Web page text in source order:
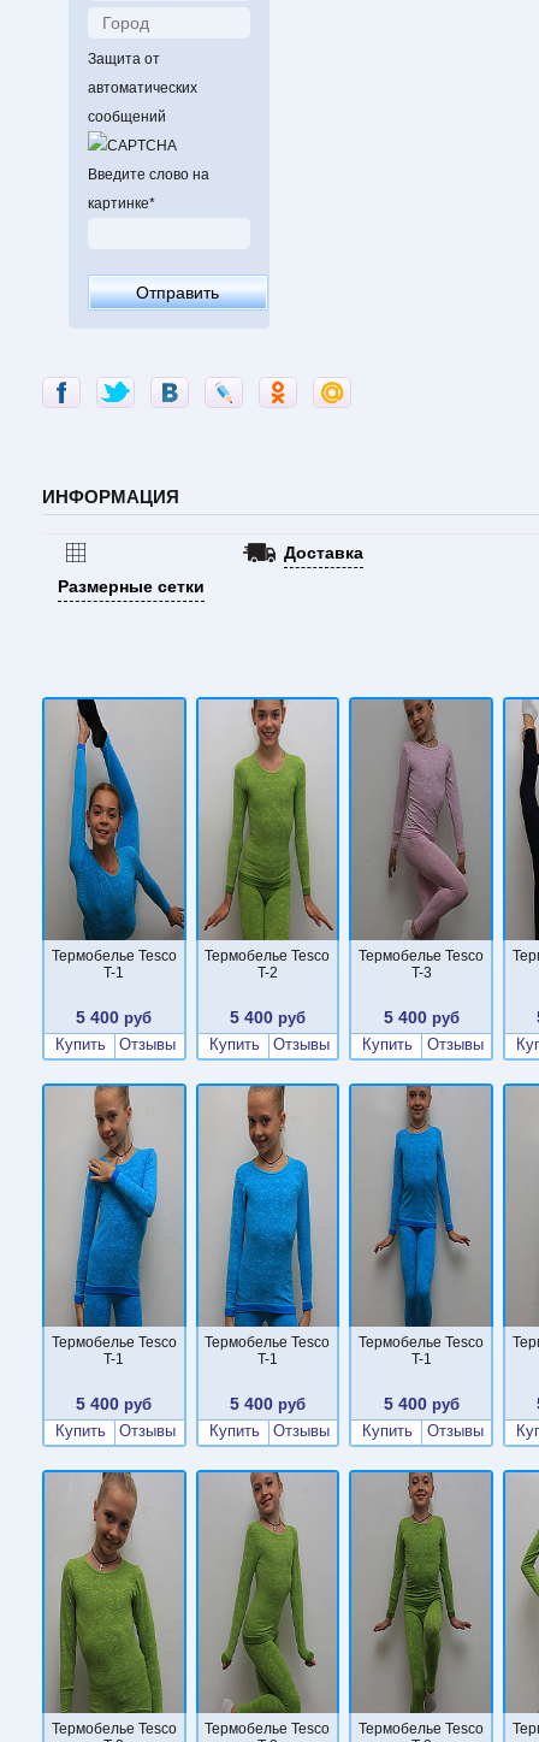
Защита от
автоматических
сообщений
Введите слово на
картинке*
ИНФОРМАЦИЯ
Размерные сетки
Доставка
Термобелье Tesco
T-1
5 400 руб
Купить
Отзывы
Термобелье Tesco
T-2
5 400 руб
Купить
Отзывы
Термобелье Tesco
T-3
5 400руб
Купить
Отзывы
Термобелье Tesco
T-1
5 400 руб
Купить
Отзывы
Термобелье Tesco
T-1
5 400 руб
Купить
Отзывы
Термобелье Tesco
T-1
5 400руб
Купить
Отзывы
Термобелье Tesco
Термобелье Tesco
Термобелье Tesco